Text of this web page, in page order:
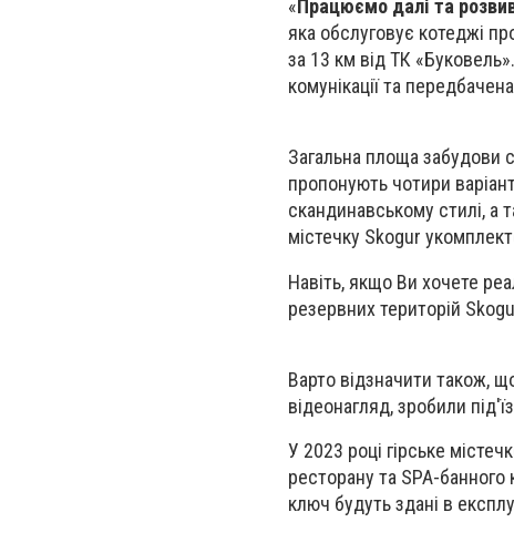
«Працюємо далі та
яка обслуговує котеджі
за 13 км від ТК
комунікації та
Загальна площа забудови
пропонують чотири
скандинавському стилі, а
містечку Skogur
Навіть, якщо Ви хочете
резервних територій
Варто відзначити також,
відеонагляд, зробили
У 2023 році гірське
ресторану та SPA-
ключ будуть здані в